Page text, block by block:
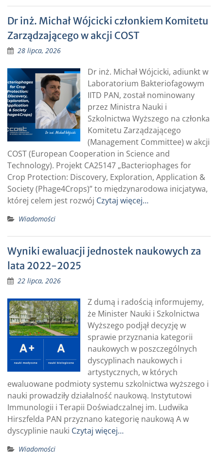
Dr inż. Michał Wójcicki członkiem Komitetu
Zarządzającego w akcji COST
28 lipca, 2026
Dr inż. Michał Wójcicki, adiunkt w
Laboratorium Bakteriofagowym
IITD PAN, został nominowany
przez Ministra Nauki i
Szkolnictwa Wyższego na członka
Komitetu Zarządzającego
(Management Committee) w akcji
COST (European Cooperation in Science and
Technology). Projekt CA25147 „Bacteriophages for
Crop Protection: Discovery, Exploration, Application &
Society (Phage4Crops)” to międzynarodowa inicjatywa,
której celem jest rozwój Czytaj więcej…
Wiadomości
Wyniki ewaluacji jednostek naukowych za
lata 2022-2025
22 lipca, 2026
Z dumą i radością informujemy,
że Minister Nauki i Szkolnictwa
Wyższego podjął decyzję w
sprawie przyznania kategorii
naukowych w poszczególnych
dyscyplinach naukowych i
artystycznych, w których
ewaluowane podmioty systemu szkolnictwa wyższego i
nauki prowadziły działalność naukową. Instytutowi
Immunologii i Terapii Doświadczalnej im. Ludwika
Hirszfelda PAN przyznano kategorię naukową A w
dyscyplinie nauki Czytaj więcej…
Wiadomości